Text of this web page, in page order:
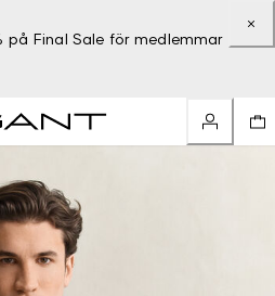
på Final Sale för medlemmar